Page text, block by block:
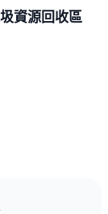
資源回收區